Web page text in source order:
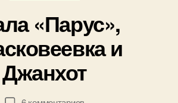
«Парус»,
и
Джанхот
о
р
:
П
а
в
3
0